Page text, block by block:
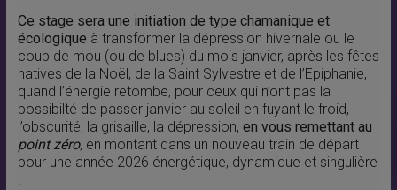
Ce stage sera une initiation de type chamanique et
écologique à transformer la dépression hivernale ou le
coup de mou (ou de blues) du mois janvier, après les fêtes
natives de la Noël, de la Saint Sylvestre et de l’Epiphanie,
quand l’énergie retombe, pour ceux qui n’ont pas la
possibilté de passer janvier au soleil en fuyant le froid,
l’obscurité, la grisaille, la dépression, en vous remettant au
point zéro, en montant dans un nouveau train de départ
pour une année 2026 énergétique, dynamique et singulière
!